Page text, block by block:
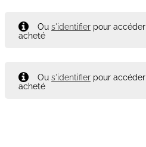
Ous'identifier pour
acheté
Ous'identifier pour
acheté